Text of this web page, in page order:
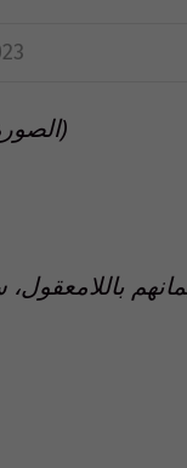
(الصورة: “داعش” تصفّي جنوداً عراقيين)